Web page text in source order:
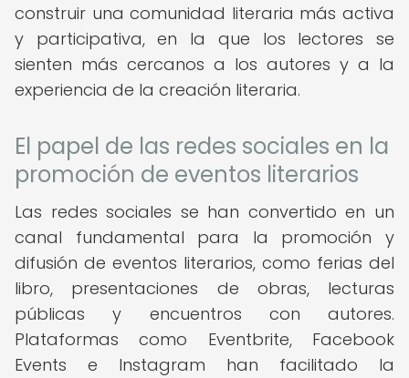
construir una comunidad literaria más activa
y participativa, en la que los lectores se
sienten más cercanos a los autores y a la
experiencia de la creación literaria.
El papel de las redes sociales en la
promoción de eventos literarios
Las redes sociales se han convertido en un
canal fundamental para la promoción y
difusión de eventos literarios, como ferias del
libro, presentaciones de obras, lecturas
públicas y encuentros con autores.
Plataformas como Eventbrite, Facebook
Events e Instagram han facilitado la